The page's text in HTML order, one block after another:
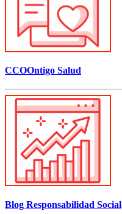
CCOOntigo Salud
Blog Responsabilidad Social